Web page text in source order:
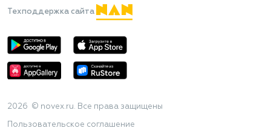
Техподдержка сайта
2026 © novex.ru. Все права защищены
Пользовательское соглашение